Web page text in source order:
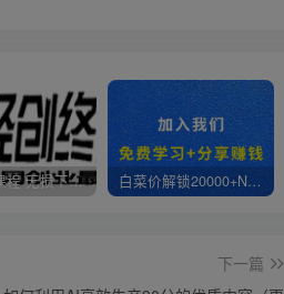
全网VIP课程 无损下载~ 白菜价解锁20000+N个赚钱机会，加入轻创终点站会员，全站资源免费学习。
下一篇